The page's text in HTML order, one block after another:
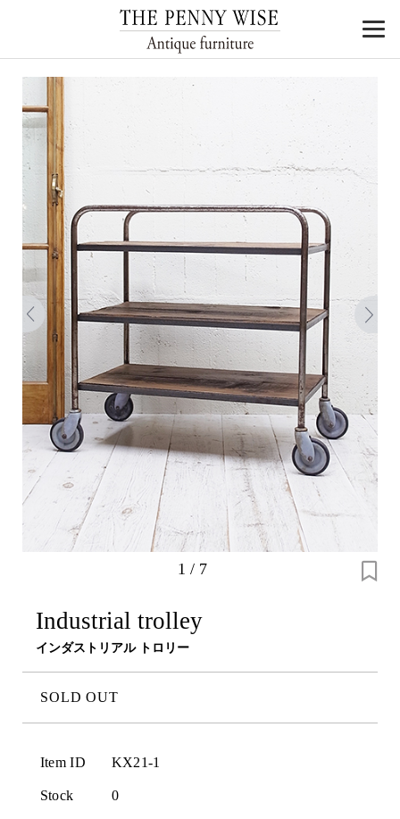
1 / 7
Industrial trolley
インダストリアル トロリー
SOLD OUT
Item ID KX21-1
Stock 0